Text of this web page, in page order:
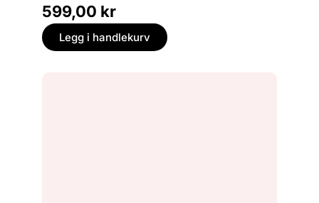
599,00 kr
Legg i handlekurv